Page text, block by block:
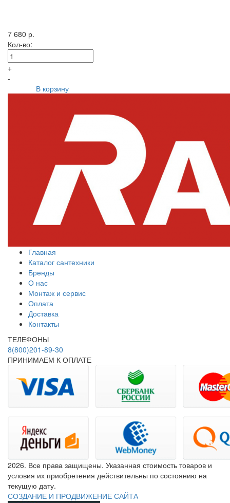
7 680 р.
Кол-во:
+
-
В корзину
Главная
Каталог сантехники
Бренды
О нас
Монтаж и сервис
Оплата
Доставка
Контакты
ТЕЛЕФОНЫ
8(800)201-89-30
ПРИНИМАЕМ К ОПЛАТЕ
2026. Все права защищены. Указанная стоимость товаров и
условия их приобретения действительны по состоянию на
текущую дату.
СОЗДАНИЕ И ПРОДВИЖЕНИЕ САЙТА